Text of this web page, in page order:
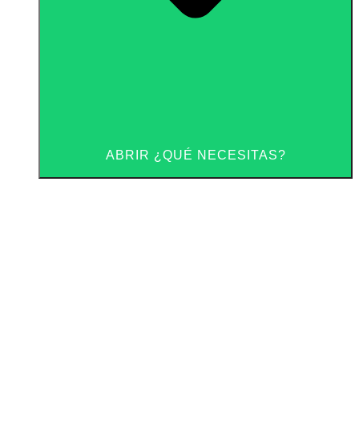
ABRIR ¿QUÉ NECESITAS?